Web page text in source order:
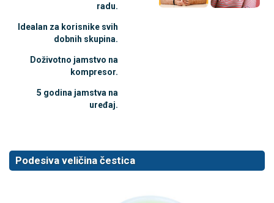
radu.
Idealan za korisnike svih
dobnih skupina.
Doživotno jamstvo na
kompresor.
5 godina jamstva na
uređaj.
Podesiva veličina čestica